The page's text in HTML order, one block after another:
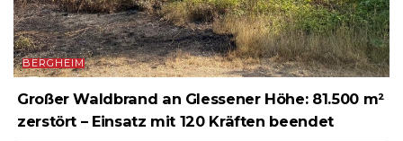
BERGHEIM
Großer Waldbrand an Glessener Höhe: 81.500 m²
zerstört – Einsatz mit 120 Kräften beendet